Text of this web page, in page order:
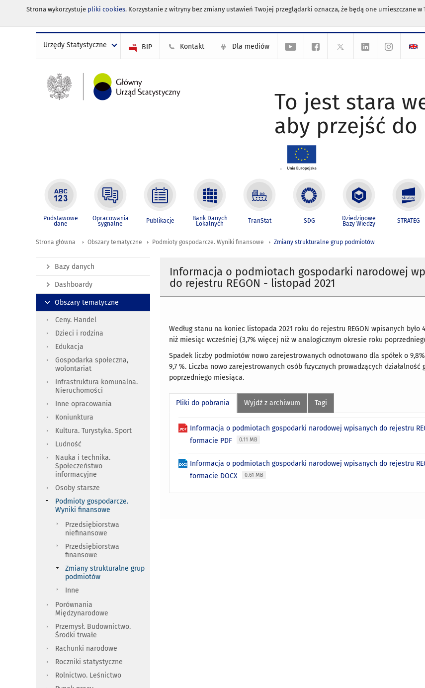
Strona wykorzystuje pliki cookies. Korzystanie z witryny bez zmiany ustawień Twojej przeglądarki oznacza, że będą one umieszczane
Urzędy Statystyczne BIP Kontakt Dla mediów
To jest stara
aby przejść
Podstawowe
dane
Opracowania
sygnalne Publikacje Bank Danych
Lokalnych TranStat SDG Dziedzinowe
Bazy Wiedzy STRATEG
Strona główna Obszary tematyczne Podmioty gospodarcze. Wyniki finansowe Zmiany strukturalne grup podmiotów
Informacja o podmiotach gospodarki narodowej
do rejestru REGON - listopad 2021
Według stanu na koniec listopada 2021 roku do rejestru REGON wpisanych
niż miesiąc wcześniej (3,7% więcej niż w analogicznym okresie roku
Spadek liczby podmiotów nowo zarejestrowanych odnotowano dla spółek o
9,7 %. Liczba nowo zarejestrowanych osób fizycznych prowadzących
poprzedniego miesiąca.
Pliki do pobrania Wyjdź z archiwum Tagi
Informacja o podmiotach gospodarki narodowej wpisanych do rejestru
formacie PDF
0.11 MB
Informacja o podmiotach gospodarki narodowej wpisanych do rejestru
formacie DOCX
0.61 MB
Bazy danych
Dashboardy
Obszary tematyczne
Ceny. Handel
Dzieci i rodzina
Edukacja
Gospodarka społeczna,
wolontariat
Infrastruktura komunalna.
Nieruchomości
Inne opracowania
Koniunktura
Kultura. Turystyka. Sport
Ludność
Nauka i technika.
Społeczeństwo
informacyjne
Osoby starsze
Podmioty gospodarcze.
Wyniki finansowe
Przedsiębiorstwa
niefinansowe
Przedsiębiorstwa
finansowe
Zmiany strukturalne grup
podmiotów
Inne
Porównania
Międzynarodowe
Przemysł. Budownictwo.
Środki trwałe
Rachunki narodowe
Roczniki statystyczne
Rolnictwo. Leśnictwo